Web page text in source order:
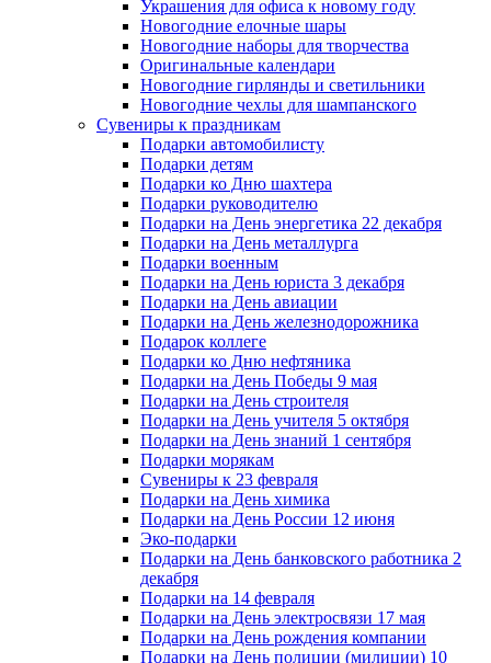
Украшения для офиса к новому году
Новогодние елочные шары
Новогодние наборы для творчества
Оригинальные календари
Новогодние гирлянды и светильники
Новогодние чехлы для шампанского
Сувениры к праздникам
Подарки автомобилисту
Подарки детям
Подарки ко Дню шахтера
Подарки руководителю
Подарки на День энергетика 22 декабря
Подарки на День металлурга
Подарки военным
Подарки на День юриста 3 декабря
Подарки на День авиации
Подарки на День железнодорожника
Подарок коллеге
Подарки ко Дню нефтяника
Подарки на День Победы 9 мая
Подарки на День строителя
Подарки на День учителя 5 октября
Подарки на День знаний 1 сентября
Подарки морякам
Сувениры к 23 февраля
Подарки на День химика
Подарки на День России 12 июня
Эко-подарки
Подарки на День банковского работника 2
декабря
Подарки на 14 февраля
Подарки на День электросвязи 17 мая
Подарки на День рождения компании
Подарки на День полиции (милиции) 10